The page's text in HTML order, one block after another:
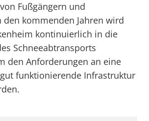
Fußgängern und
den kommenden Jahren wird
kontinuierlich in die
Schneeabtransports
den Anforderungen an eine
funktionierende Infrastruktur